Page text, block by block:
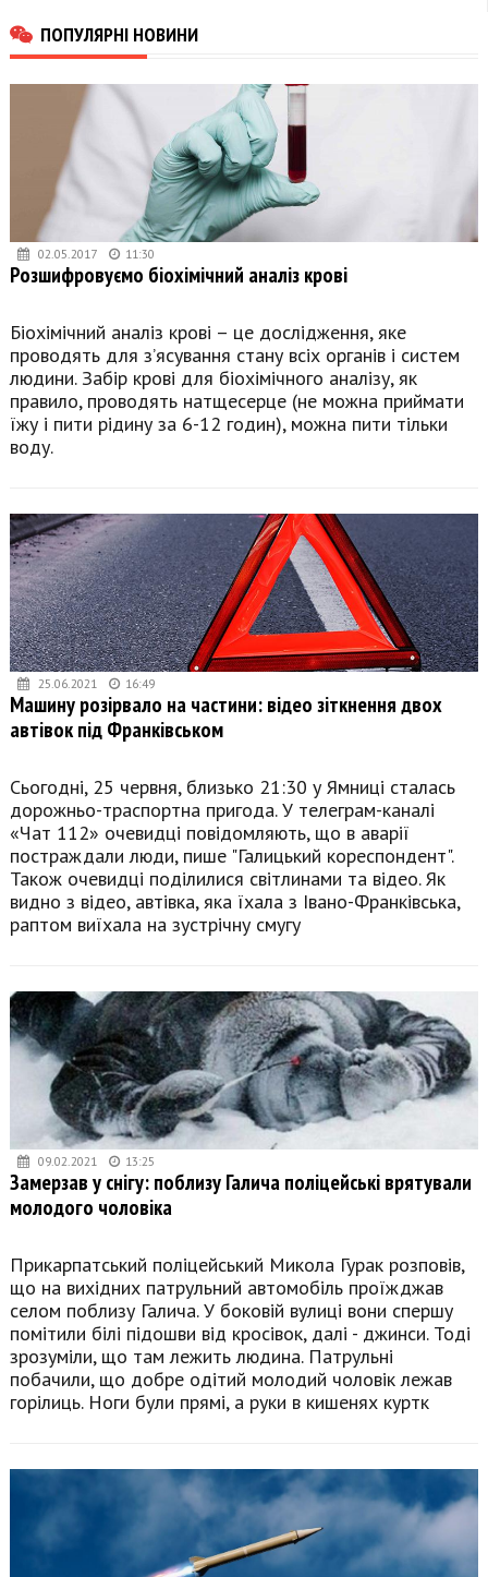
ПОПУЛЯРНІ НОВИНИ
02.05.2017 11:30
Розшифровуємо біохімічний аналіз крові
Біохімічний аналіз крові – це дослідження, яке
проводять для з’ясування стану всіх органів і систем
людини. Забір крові для біохімічного аналізу, як
правило, проводять натщесерце (не можна приймати
їжу і пити рідину за 6-12 годин), можна пити тільки
воду.
25.06.2021 16:49
Машину розірвало на частини: відео зіткнення двох
автівок під Франківськом
Сьогодні, 25 червня, близько 21:30 у Ямниці сталась
дорожньо-траспортна пригода. У телеграм-каналі
«Чат 112» очевидці повідомляють, що в аварії
постраждали люди, пише "Галицький кореспондент".
Також очевидці поділилися світлинами та відео. Як
видно з відео, автівка, яка їхала з Івано-Франківська,
раптом виїхала на зустрічну смугу
09.02.2021 13:25
Замерзав у снігу: поблизу Галича поліцейські врятували
молодого чоловіка
Прикарпатський поліцейський Микола Гурак розповів,
що на вихідних патрульний автомобіль проїжджав
селом поблизу Галича. У боковій вулиці вони спершу
помітили білі підошви від кросівок, далі - джинси. Тоді
зрозуміли, що там лежить людина. Патрульні
побачили, що добре одітий молодий чоловік лежав
горілиць. Ноги були прямі, а руки в кишенях куртк